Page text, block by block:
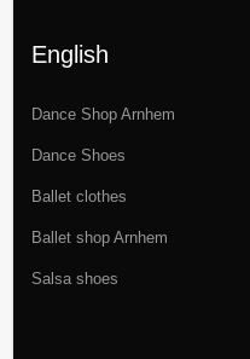
English
Dance Shop Arnhem
Dance Shoes
Ballet clothes
Ballet shop Arnhem
Salsa shoes